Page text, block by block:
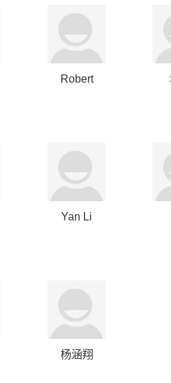
Robert
Yan Li
杨涵翔